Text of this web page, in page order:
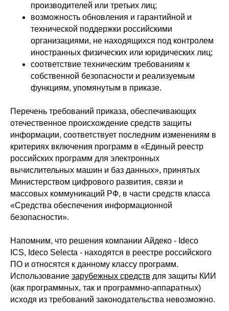
производителей или третьих лиц;
возможность обновления и гарантийной и
технической поддержки российскими
организациями, не находящихся под контролем
иностранных физических или юридических лиц;
соответствие техническим требованиям к
собственной безопасности и реализуемым
функциям, упомянутым в приказе.
Перечень требований приказа, обеспечивающих
отечественное происхождение средств защиты
информации, соответствует последним изменениям в
критериях включения программ в «Единый реестр
российских программ для электронных
вычислительных машин и баз данных», принятых
Министерством цифрового развития, связи и
массовых коммуникаций РФ, в части средств класса
«Средства обеспечения информационной
безопасности».
Напомним, что решения компании Айдеко - Ideco
ICS, Ideco Selecta - находятся в реестре российского
ПО и относятся к данному классу программ.
Использование зарубежных средств для защиты КИИ
(как программных, так и программно-аппаратных)
исходя из требований законодательства невозможно.